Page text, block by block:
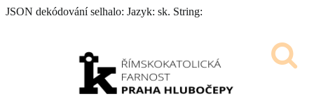
JSON dekódování selhalo: Jazyk: sk. String: